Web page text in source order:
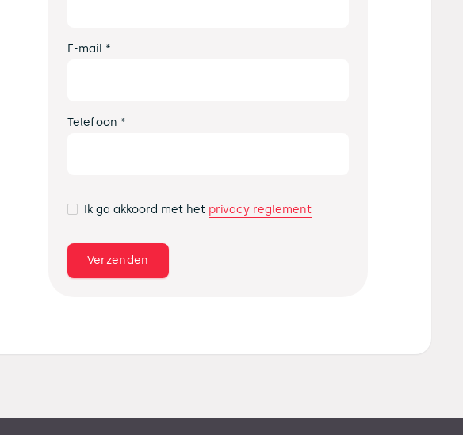
E-mail *
Telefoon *
Ik ga akkoord met het privacy reglement